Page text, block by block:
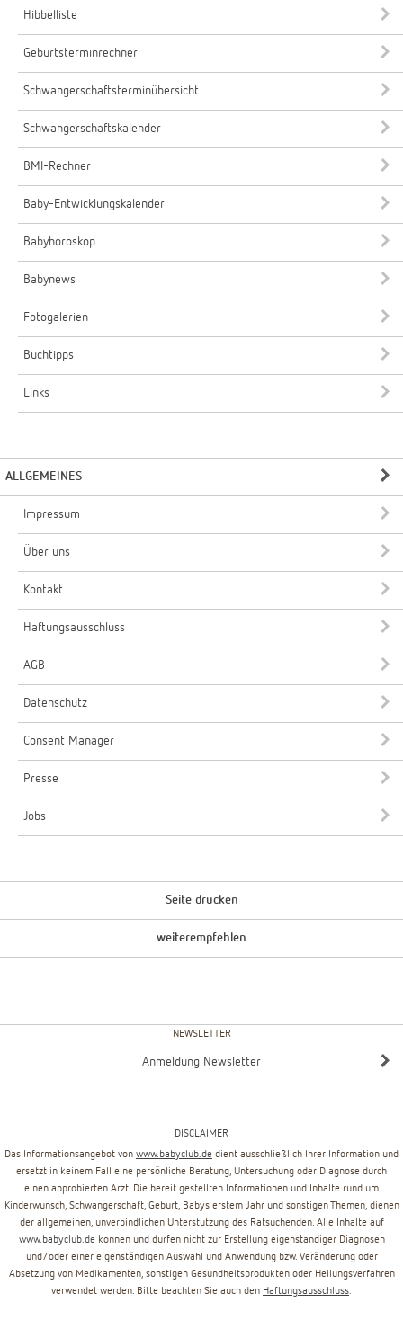
Hibbelliste
Geburtsterminrechner
Schwangerschaftsterminübersicht
Schwangerschaftskalender
BMI-Rechner
Baby-Entwicklungskalender
Babyhoroskop
Babynews
Fotogalerien
Buchtipps
Links
ALLGEMEINES
Impressum
Über uns
Kontakt
Haftungsausschluss
AGB
Datenschutz
Consent Manager
Presse
Jobs
Seite drucken
weiterempfehlen
NEWSLETTER
Anmeldung Newsletter
DISCLAIMER
Das Informationsangebot von www.babyclub.de dient ausschließlich Ihrer Information und
ersetzt in keinem Fall eine persönliche Beratung, Untersuchung oder Diagnose durch
einen approbierten Arzt. Die bereit gestellten Informationen und Inhalte rund um
Kinderwunsch, Schwangerschaft, Geburt, Babys erstem Jahr und sonstigen Themen, dienen
der allgemeinen, unverbindlichen Unterstützung des Ratsuchenden. Alle Inhalte auf
www.babyclub.de können und dürfen nicht zur Erstellung eigenständiger Diagnosen
und/oder einer eigenständigen Auswahl und Anwendung bzw. Veränderung oder
Absetzung von Medikamenten, sonstigen Gesundheitsprodukten oder Heilungsverfahren
verwendet werden. Bitte beachten Sie auch den Haftungsausschluss.